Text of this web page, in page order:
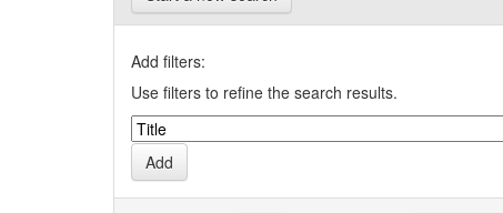
Add filters:
Use filters to refine the search results.